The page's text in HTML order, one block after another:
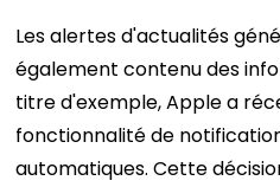
Les alertes d'actualités
également contenu des
titre d'exemple, Apple a
fonctionnalité de
automatiques. Cette